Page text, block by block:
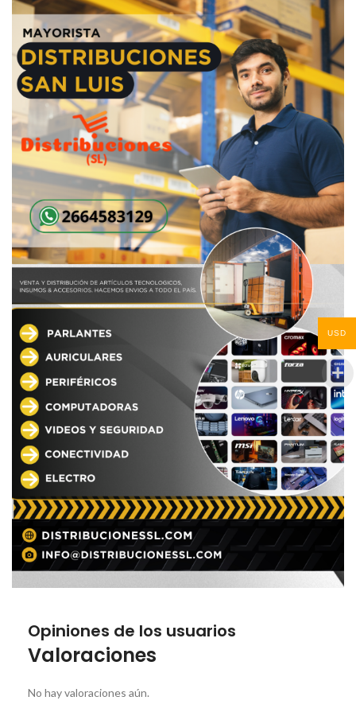
Opiniones de los usuarios
Valoraciones
No hay valoraciones aún.
USD